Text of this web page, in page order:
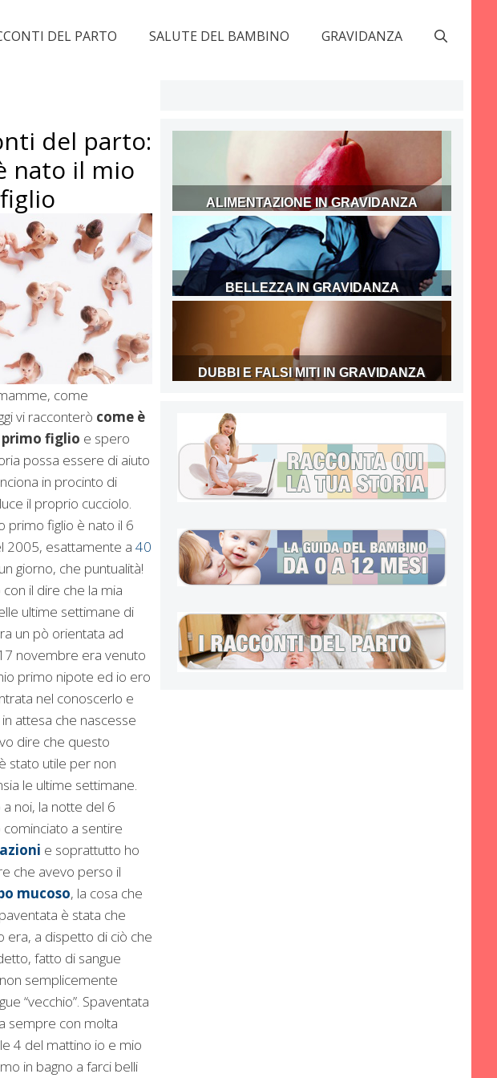
DEL PARTO SALUTE DEL BAMBINO GRAVIDANZA
del parto:
nato il mio
come
vi racconterò come è
figlio e spero
possa essere di aiuto
in procinto di
il proprio cucciolo.
primo figlio è nato il 6
2005, esattamente a 40
giorno, che puntualità!
il dire che la mia
ultime settimane di
un pò orientata ad
novembre era venuto
primo nipote ed io ero
nel conoscerlo e
in attesa che nascesse
dire che questo
stato utile per non
le ultime settimane.
noi, la notte del 6
a sentire
e soprattutto ho
che avevo perso il
mucoso, la cosa che
è stata che
era, a dispetto di ciò che
fatto di sangue
semplicemente
“vecchio”. Spaventata
sempre con molta
4 del mattino io e mio
in bagno a farci belli
ALIMENTAZIONE IN GRAVIDANZA
BELLEZZA IN GRAVIDANZA
DUBBI E FALSI MITI IN GRAVIDANZA